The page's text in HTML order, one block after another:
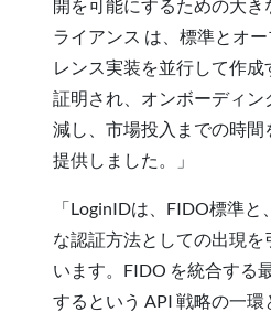
開を可能にするための大き
ライアンス は、標準とオ
レンス実装を並行して作
証明され、オンボーディ
減し、市場投入までの時間
提供しました。」
「LoginIDは、FIDO標準
な認証方法としての出現
います。FIDO を統合する
するという API 戦略の一環